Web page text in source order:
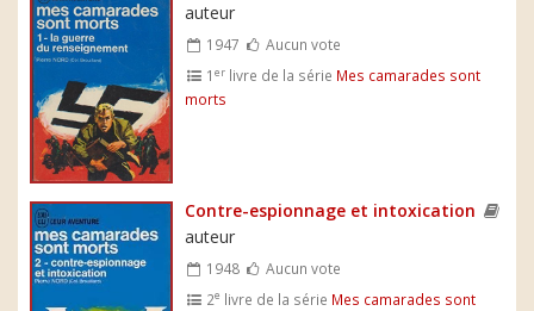
auteur
1947
Aucun vote
1er livre de la série Mes camarades sont
morts
Contre-espionnage et intoxication
auteur
1948
Aucun vote
2e livre de la série Mes camarades sont